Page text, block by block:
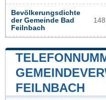
Bevölkerungsdichte
der Gemeinde Bad
Feilnbach
FEILNBACH